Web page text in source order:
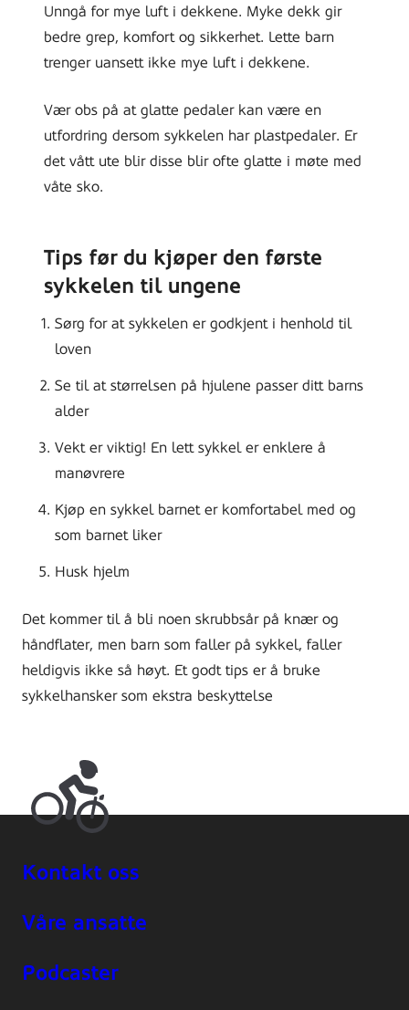
Unngå for mye luft i dekkene. Myke dekk gir
bedre grep, komfort og sikkerhet. Lette barn
trenger uansett ikke mye luft i dekkene.
Vær obs på at glatte pedaler kan være en
utfordring dersom sykkelen har plastpedaler. Er
det vått ute blir disse blir ofte glatte i møte med
våte sko.
Tips før du kjøper den første
sykkelen til ungene
Sørg for at sykkelen er godkjent i henhold til
loven
Se til at størrelsen på hjulene passer ditt barns
alder
Vekt er viktig! En lett sykkel er enklere å
manøvrere
Kjøp en sykkel barnet er komfortabel med og
som barnet liker
Husk hjelm
Det kommer til å bli noen skrubbsår på knær og
håndflater, men barn som faller på sykkel, faller
heldigvis ikke så høyt. Et godt tips er å bruke
sykkelhansker som ekstra beskyttelse
Kontakt oss
Våre ansatte
Podcaster